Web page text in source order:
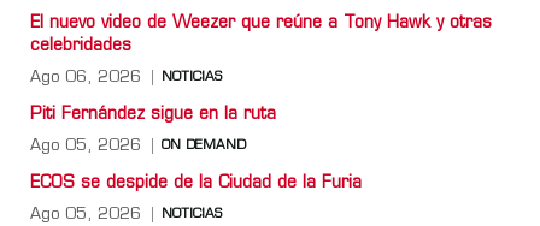
El nuevo video de Weezer que reúne a Tony Hawk y otras
celebridades
Ago 06, 2026 NOTICIAS
Piti Fernández sigue en la ruta
Ago 05, 2026 ON DEMAND
ECOS se despide de la Ciudad de la Furia
Ago 05, 2026 NOTICIAS